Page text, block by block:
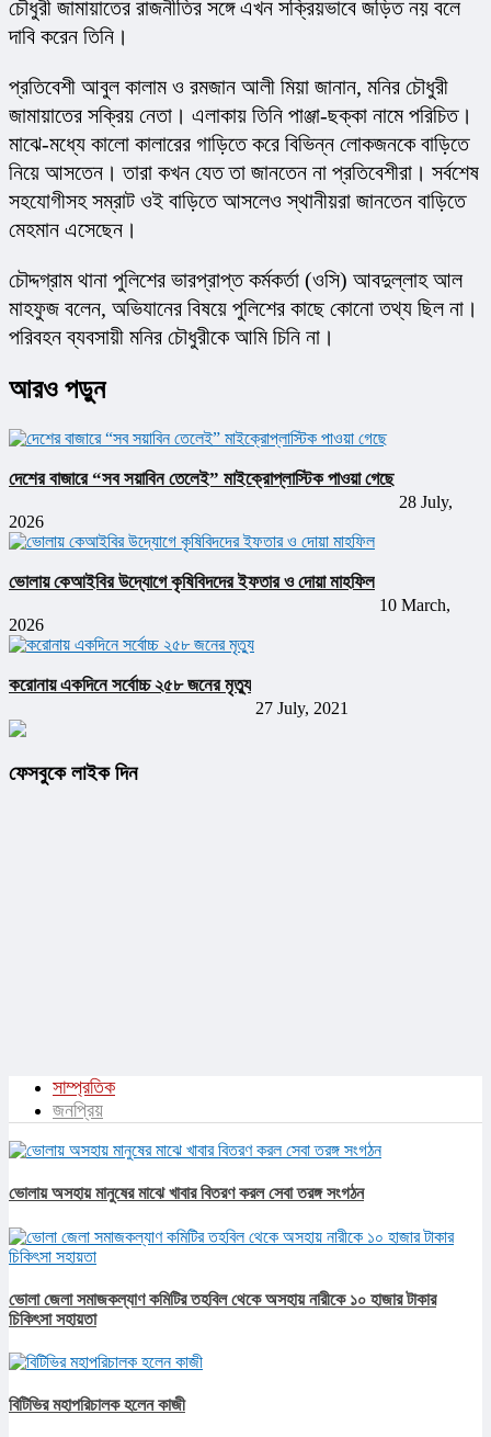
চৌধুরী জামায়াতের রাজনীতির সঙ্গে এখন সক্রিয়ভাবে জড়িত নয় বলে
দাবি করেন তিনি।
প্রতিবেশী আবুল কালাম ও রমজান আলী মিয়া জানান, মনির চৌধুরী
জামায়াতের সক্রিয় নেতা। এলাকায় তিনি পাঞ্জা-ছক্কা নামে পরিচিত।
মাঝে-মধ্যে কালো কালারের গাড়িতে করে বিভিন্ন লোকজনকে বাড়িতে
নিয়ে আসতেন। তারা কখন যেত তা জানতেন না প্রতিবেশীরা। সর্বশেষ
সহযোগীসহ সম্রাট ওই বাড়িতে আসলেও স্থানীয়রা জানতেন বাড়িতে
মেহমান এসেছেন।
চৌদ্দগ্রাম থানা পুলিশের ভারপ্রাপ্ত কর্মকর্তা (ওসি) আবদুল্লাহ আল
মাহফুজ বলেন, অভিযানের বিষয়ে পুলিশের কাছে কোনো তথ্য ছিল না।
পরিবহন ব্যবসায়ী মনির চৌধুরীকে আমি চিনি না।
আরও পড়ুন
দেশের বাজারে “সব সয়াবিন তেলেই” মাইক্রোপ্লাস্টিক পাওয়া গেছে
28 July,
2026
ভোলায় কেআইবির উদ্যোগে কৃষিবিদদের ইফতার ও দোয়া মাহফিল
10 March,
2026
করোনায় একদিনে সর্বোচ্চ ২৫৮ জনের মৃত্যু
27 July, 2021
ফেসবুকে লাইক দিন
সাম্প্রতিক
জনপ্রিয়
ভোলায় অসহায় মানুষের মাঝে খাবার বিতরণ করল সেবা তরঙ্গ সংগঠন
ভোলা জেলা সমাজকল্যাণ কমিটির তহবিল থেকে অসহায় নারীকে ১০ হাজার টাকার
চিকিৎসা সহায়তা
বিটিভির মহাপরিচালক হলেন কাজী